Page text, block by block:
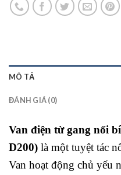
MÔ TẢ
ĐÁNH GIÁ (0)
Van điện từ gang nối
D200) là một tuyệt tác
Van hoạt động chủ yếu